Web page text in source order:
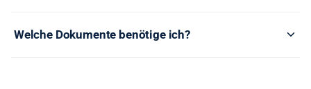
Welche Dokumente benötige ich?